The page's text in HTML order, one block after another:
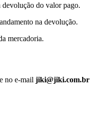
devolução do valor pago.
na devolução.
mercadoria.
no e-mail jiki@jiki.com.br